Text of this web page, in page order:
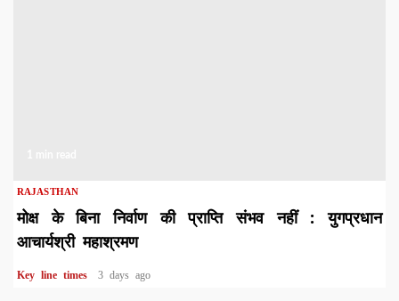
RAJASTHAN
मोक्ष के बिना निर्वाण की प्राप्ति संभव नहीं : युगप्रधान
आचार्यश्री महाश्रमण
Key line times 3 days ago